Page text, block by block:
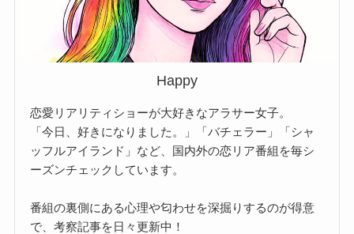
Happy
恋愛リアリティショーが大好きなアラサー女子。
「今日、好きになりました。」「バチェラー」「シャ
ッフルアイランド」など、国内外の恋リア番組を毎シ
ーズンチェックしています。
番組の裏側にある心理や匂わせを深掘りするのが得意
で、考察記事を日々更新中！